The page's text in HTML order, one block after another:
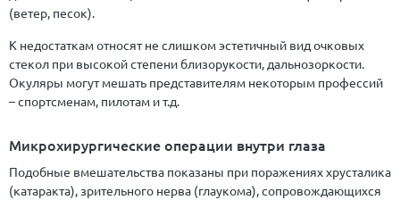
(ветер, песок).
К недостаткам относят не слишком эстетичный вид очковых
стекол при высокой степени близорукости, дальнозоркости.
Окуляры могут мешать представителям некоторым профессий
– спортсменам, пилотам и т.д.
Микрохирургические операции внутри глаза
Подобные вмешательства показаны при поражениях хрусталика
(катаракта), зрительного нерва (глаукома), сопровождающихся